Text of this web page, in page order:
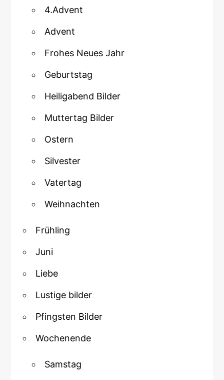
4.Advent
Advent
Frohes Neues Jahr
Geburtstag
Heiligabend Bilder
Muttertag Bilder
Ostern
Silvester
Vatertag
Weihnachten
Frühling
Juni
Liebe
Lustige bilder
Pfingsten Bilder
Wochenende
Samstag